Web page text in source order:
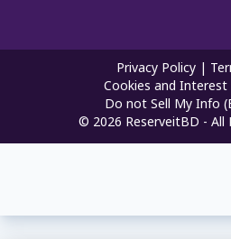
Privacy Policy
Cookies and Interest
Do not Sell My Info
© 2026 ReserveitBD - All